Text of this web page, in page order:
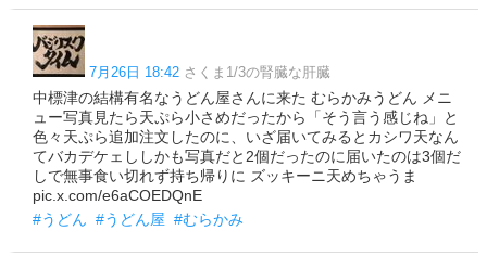
7月26日 18:42 さくま1/3の腎臓な肝臓
中標津の結構有名なうどん屋さんに来た むらかみうどん メニ
ュー写真見たら天ぷら小さめだったから「そう言う感じね」と
色々天ぷら追加注文したのに、いざ届いてみるとカシワ天なん
てバカデケェししかも写真だと2個だったのに届いたのは3個だ
しで無事食い切れず持ち帰りに ズッキーニ天めちゃうま
pic.x.com/e6aCOEDQnE
#うどん #うどん屋 #むらかみ